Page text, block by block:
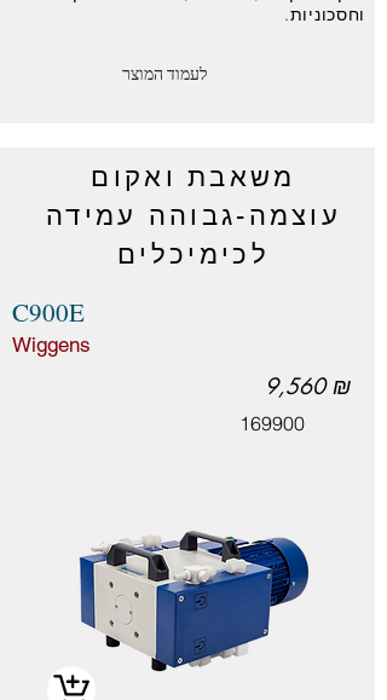
וחסכוניות.
לעמוד המוצר
משאבת ואקום
עוצמה-גבוהה עמידה
לכימיכלים
C900E
Wiggens
9,560 ₪
169900